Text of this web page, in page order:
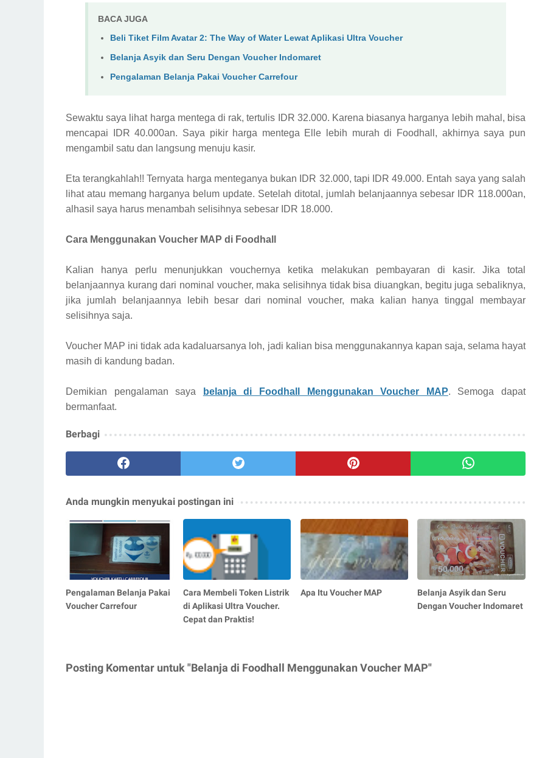
BACA JUGA
Beli Tiket Film Avatar 2: The Way of Water Lewat Aplikasi Ultra Voucher
Belanja Asyik dan Seru Dengan Voucher Indomaret
Pengalaman Belanja Pakai Voucher Carrefour
Sewaktu saya lihat harga mentega di rak, tertulis IDR 32.000. Karena biasanya harganya lebih mahal, bisa
mencapai IDR 40.000an. Saya pikir harga mentega Elle lebih murah di Foodhall, akhirnya saya pun
mengambil satu dan langsung menuju kasir.
Eta terangkahlah!! Ternyata harga menteganya bukan IDR 32.000, tapi IDR 49.000. Entah saya yang salah
lihat atau memang harganya belum update. Setelah ditotal, jumlah belanjaannya sebesar IDR 118.000an,
alhasil saya harus menambah selisihnya sebesar IDR 18.000.
Cara Menggunakan Voucher MAP di Foodhall
Kalian hanya perlu menunjukkan vouchernya ketika melakukan pembayaran di kasir. Jika total
belanjaannya kurang dari nominal voucher, maka selisihnya tidak bisa diuangkan, begitu juga sebaliknya,
jika jumlah belanjaannya lebih besar dari nominal voucher, maka kalian hanya tinggal membayar
selisihnya saja.
Voucher MAP ini tidak ada kadaluarsanya loh, jadi kalian bisa menggunakannya kapan saja, selama hayat
masih di kandung badan.
Demikian pengalaman saya belanja di Foodhall Menggunakan Voucher MAP. Semoga dapat
bermanfaat.
Berbagi
Anda mungkin menyukai postingan ini
Pengalaman Belanja Pakai
Voucher Carrefour
Cara Membeli Token Listrik
di Aplikasi Ultra Voucher.
Cepat dan Praktis!
Apa Itu Voucher MAP
Belanja Asyik dan Seru
Dengan Voucher Indomaret
Posting Komentar untuk "Belanja di Foodhall Menggunakan Voucher MAP"